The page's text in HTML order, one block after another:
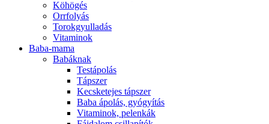
Köhögés
Orrfolyás
Torokgyulladás
Vitaminok
Baba-mama
Babáknak
Testápolás
Tápszer
Kecsketejes tápszer
Baba ápolás, gyógyítás
Vitaminok, pelenkák